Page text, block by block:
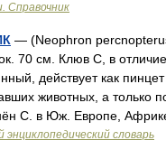
Справочник
— (Neophron
70 см. Клюв С, в
действует как
животных, а только
С. в Юж. Европе,
энциклопедический словарь